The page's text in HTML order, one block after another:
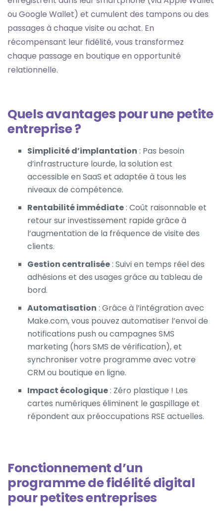
ou Google Wallet) et cumulent des tampons ou des
passages à chaque visite ou achat. En
récompensant leur fidélité, vous transformez
chaque passage en boutique en opportunité
relationnelle.
Quels avantages pour une petite
entreprise ?
Simplicité d’implantation : Pas besoin
d’infrastructure lourde, la solution est
accessible en SaaS et adaptée à tous les
niveaux de compétence.
Rentabilité immédiate: Coût raisonnable et
retour sur investissement rapide grâce à
l’augmentation de la fréquence de visite des
clients.
Gestion centralisée: Suivi en temps réel des
adhésions et des usages grâce au tableau de
bord.
Automatisation : Grâce à l’intégration avec
Make.com, vous pouvez automatiser l’envoi de
notifications push ou campagnes SMS
marketing (hors SMS de vérification), et
synchroniser votre programme avec votre
CRM ou boutique en ligne.
Impact écologique: Zéro plastique ! Les
cartes numériques éliminent le gaspillage et
répondent aux préoccupations RSE actuelles.
Fonctionnement d’un
programme de fidélité digital
pour petites entreprises